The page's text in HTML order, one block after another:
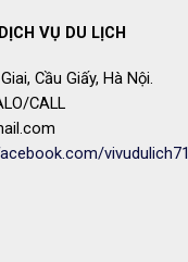
VỤ DU LỊCH
Cầu Giấy, Hà Nội.
CALL
vivudulich71